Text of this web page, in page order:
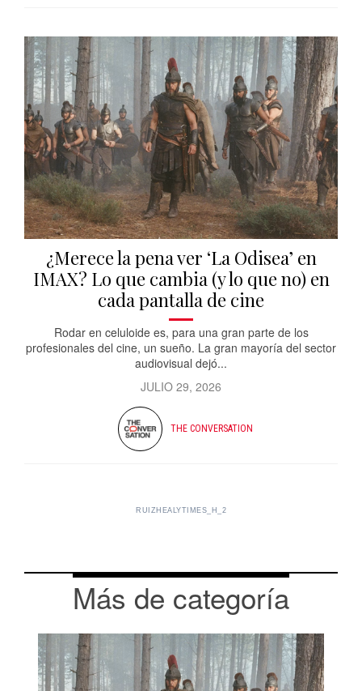
¿Merece la pena ver ‘La Odisea’ en
IMAX? Lo que cambia (y lo que no) en
cada pantalla de cine
Rodar en celuloide es, para una gran parte de los
profesionales del cine, un sueño. La gran mayoría del sector
audiovisual dejó...
JULIO 29, 2026
THE CONVERSATION
RUIZHEALYTIMES_H_2
Más de categoría